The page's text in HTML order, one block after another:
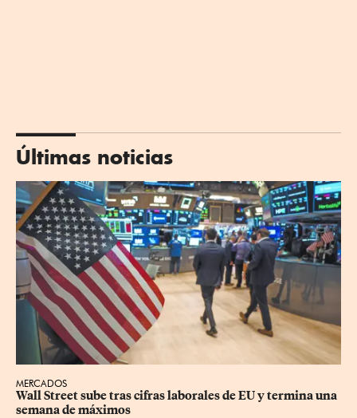
Últimas noticias
MERCADOS
Wall Street sube tras cifras laborales de EU y termina una
semana de máximos